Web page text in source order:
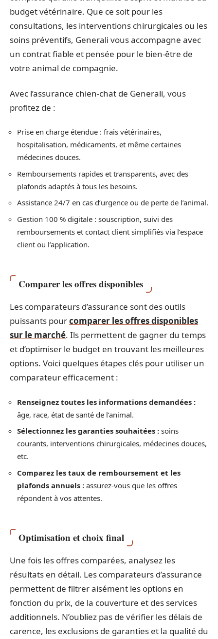
budget vétérinaire. Que ce soit pour les
consultations, les interventions chirurgicales ou les
soins préventifs, Generali vous accompagne avec
un contrat fiable et pensée pour le bien-être de
votre animal de compagnie.
Avec l’assurance chien-chat de Generali, vous
profitez de :
Prise en charge étendue : frais vétérinaires,
hospitalisation, médicaments, et même certaines
médecines douces.
Remboursements rapides et transparents, avec des
plafonds adaptés à tous les besoins.
Assistance 24/7 en cas d’urgence ou de perte de l’animal.
Gestion 100 % digitale : souscription, suivi des
remboursements et contact client simplifiés via l’espace
client ou l’application.
Comparer les offres disponibles
Les comparateurs d’assurance sont des outils
puissants pourcomparer les offres disponibles
sur le marché. Ils permettent de gagner du temps
et d’optimiser le budget en trouvant les meilleures
options. Voici quelques étapes clés pour utiliser un
comparateur efficacement :
Renseignez toutes les informations demandées :
âge, race, état de santé de l’animal.
Sélectionnez les garanties souhaitées : soins
courants, interventions chirurgicales, médecines douces,
etc.
Comparez les taux de remboursement et les
plafonds annuels : assurez-vous que les offres
répondent à vos attentes.
Optimisation et choix final
Une fois les offres comparées, analysez les
résultats en détail. Les comparateurs d’assurance
permettent de filtrer aisément les options en
fonction du prix, de la couverture et des services
additionnels. N’oubliez pas de vérifier les délais de
carence, les exclusions de garanties et la qualité du